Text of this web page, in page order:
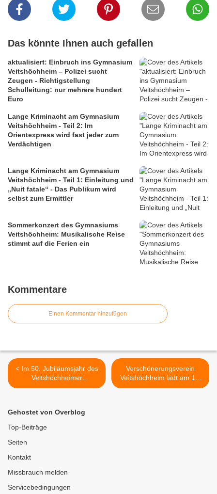
Das könnte Ihnen auch gefallen
aktualisiert: Einbruch ins Gymnasium
Veitshöchheim – Polizei sucht
Zeugen - Richtigstellung
Schulleitung: nur mehrere hundert
Euro
Lange Kriminacht am Gymnasium
Veitshöchheim - Teil 2: Im
Orientexpress wird fast jeder zum
Verdächtigen
Lange Kriminacht am Gymnasium
Veitshöchheim - Teil 1: Einleitung und
„Nuit fatale“ - Das Publikum wird
selbst zum Ermittler
Sommerkonzert des Gymnasiums
Veitshöchheim: Musikalische Reise
stimmt auf die Ferien ein
Kommentare
Einen Kommentar hinzufügen
< Im 50. Jubiläumsjahr des
Veitshöchheimer
Geisbergbades gibt es
Verschönerungsverein
Veitshöchheim lädt am 10.
Juni 2018 von 10 bis 18 Uhr
Gehostet von Overblog
Top-Beiträge
Seiten
Kontakt
Missbrauch melden
Servicebedingungen